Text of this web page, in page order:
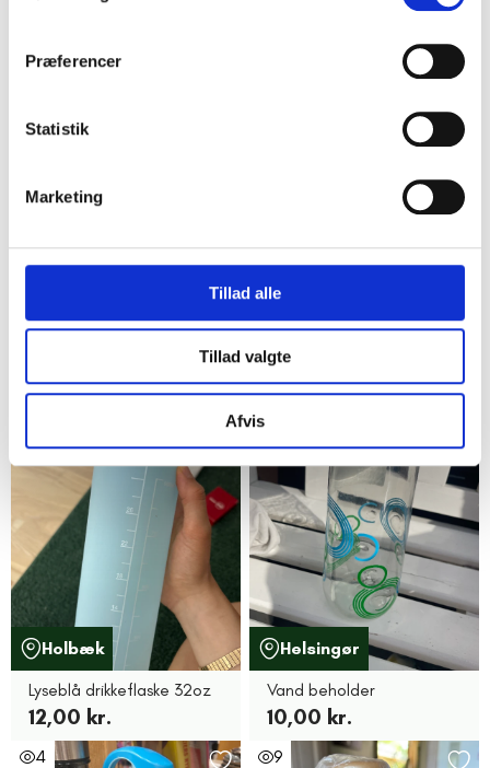
Præferencer
Statistik
Marketing
Tillad alle
Tillad valgte
Afvis
Næstved
Lilla Dækkeserviet i Plast 5
stk
Holbæk
DSB Termoflaske Rød
12,00 kr.
Holbæk
Lyseblå drikkeflaske 32oz
12,00 kr.
Helsingør
Vand beholder
10,00 kr.
4 9